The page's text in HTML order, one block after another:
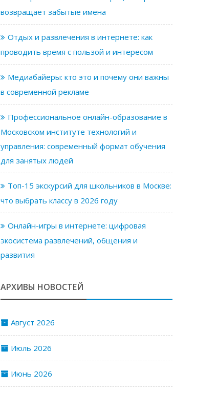
возвращает забытые имена
Отдых и развлечения в интернете: как
проводить время с пользой и интересом
Медиабайеры: кто это и почему они важны
в современной рекламе
Профессиональное онлайн-образование в
Московском институте технологий и
управления: современный формат обучения
для занятых людей
Топ-15 экскурсий для школьников в Москве:
что выбрать классу в 2026 году
Онлайн-игры в интернете: цифровая
экосистема развлечений, общения и
развития
АРХИВЫ НОВОСТЕЙ
Август 2026
Июль 2026
Июнь 2026